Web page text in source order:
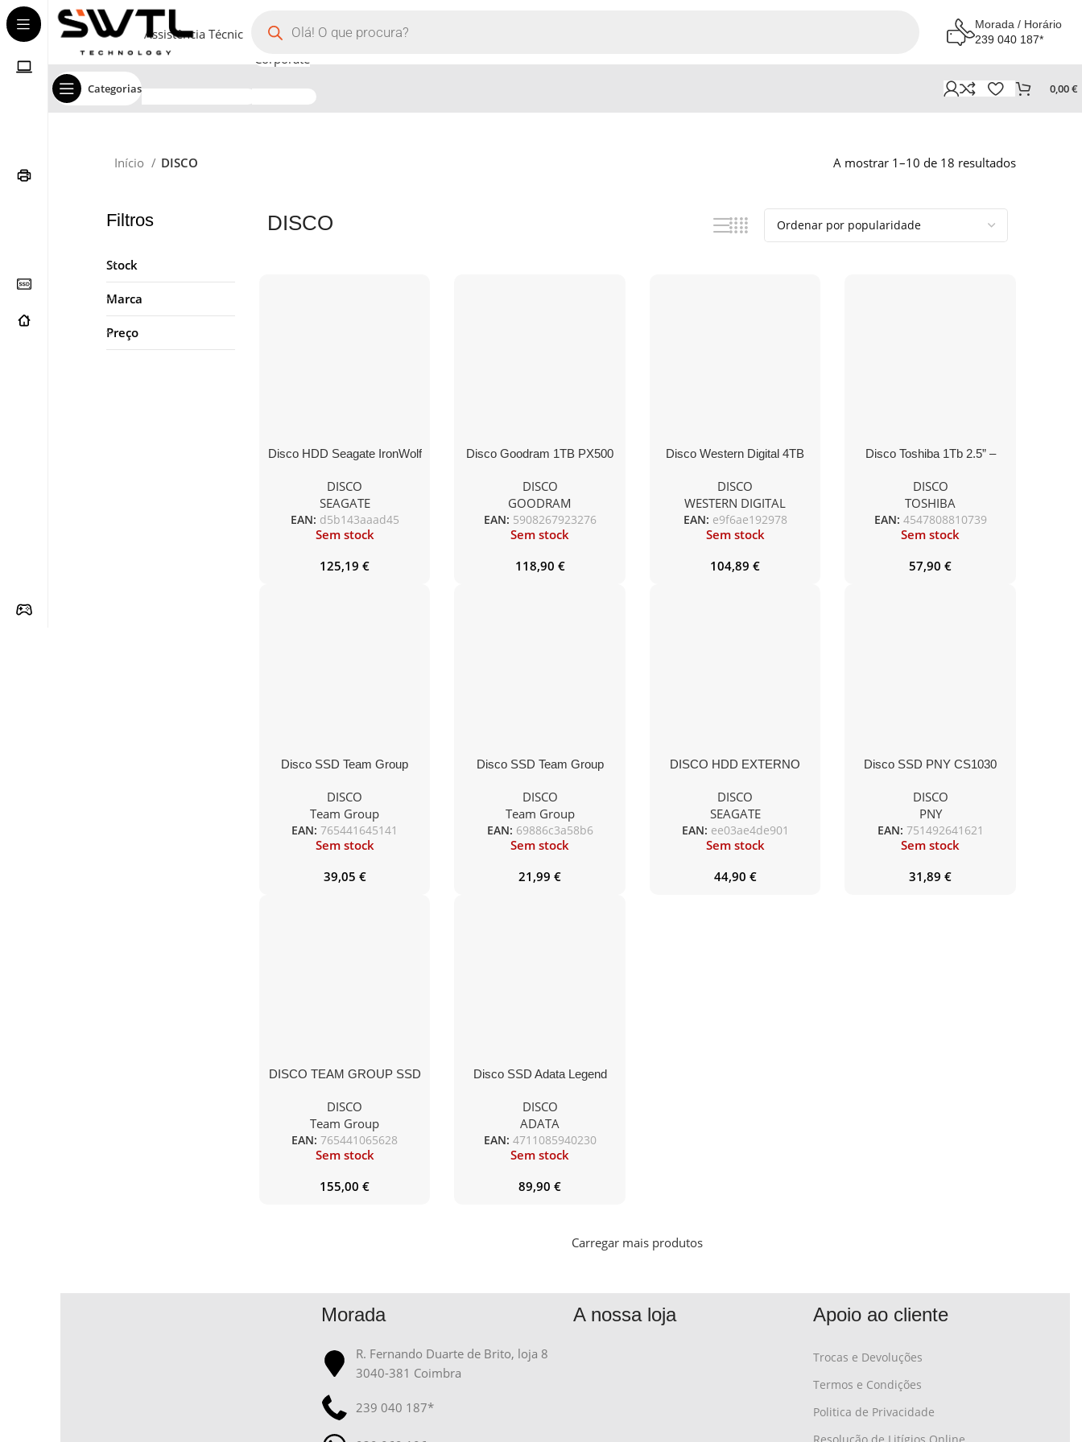
Morada / Horário
239 040 187*
Categorias
Assistência Técnica
Corporate
0,00€
Início DISCO A mostrar 1–10 de 18 resultados
Filtros
Stock
Marca
Preço
DISCO
Disco HDD Seagate IronWolf
3.5″/ SATA III/ 256MB
(Recondicionado)
DISCO
SEAGATE
EAN: d5b143aaad45
Sem stock
125,19€
Disco Goodram 1TB PX500
DISCO
GOODRAM
EAN: 5908267923276
Sem stock
118,90 €
Disco Western Digital 4TB
128MB SATA III
DISCO
WESTERN DIGITAL
EAN: e9f6ae192978
Sem stock
104,89€
Disco Toshiba 1Tb 2.5” –
DISCO
TOSHIBA
EAN: 4547808810739
Sem stock
57,90€
Disco SSD Team Group
DISCO
Team Group
EAN:765441645141
Sem stock
39,05 €
Disco SSD Team Group
DISCO
Team Group
EAN: 69886c3a58b6
Sem stock
21,99€
DISCO HDD EXTERNO
3.0
DISCO
SEAGATE
EAN: ee03ae4de901
Sem stock
44,90 €
Disco SSD PNY CS1030
DISCO
PNY
EAN: 751492641621
Sem stock
31,89€
DISCO TEAM GROUP SSD
DISCO
Team Group
EAN:765441065628
Sem stock
155,00€
Disco SSD Adata Legend
DISCO
ADATA
EAN: 4711085940230
Sem stock
89,90€
Carregar mais produtos
Morada
R. Fernando Duarte de Brito, loja 8
3040-381 Coimbra
239 040 187*
A nossa loja Apoio ao cliente
Trocas e Devoluções
Termos e Condições
Politica de Privacidade